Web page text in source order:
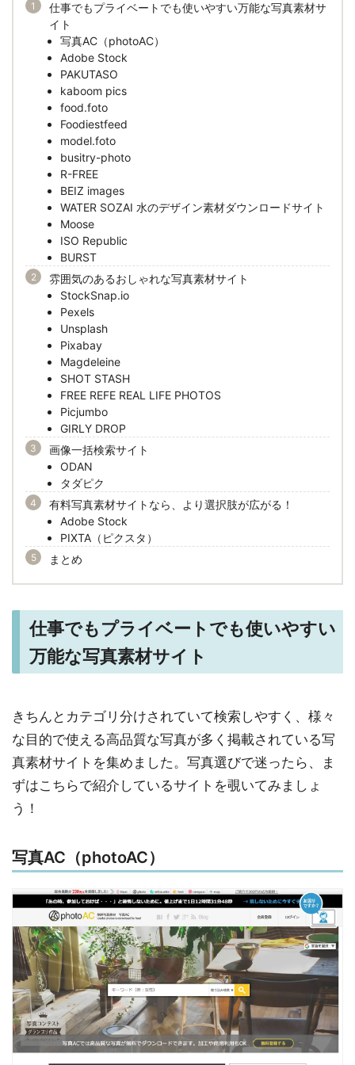
仕事でもプライベートでも使いやすい万能な写真素材サ
イト
写真AC（photoAC）
Adobe Stock
PAKUTASO
kaboom pics
food.foto
Foodiestfeed
model.foto
busitry-photo
R-FREE
BEIZ images
WATER SOZAI 水のデザイン素材ダウンロードサイト
Moose
ISO Republic
BURST
雰囲気のあるおしゃれな写真素材サイト
StockSnap.io
Pexels
Unsplash
Pixabay
Magdeleine
SHOT STASH
FREE REFE REAL LIFE PHOTOS
Picjumbo
GIRLY DROP
画像一括検索サイト
ODAN
タダピク
有料写真素材サイトなら、より選択肢が広がる！
Adobe Stock
PIXTA（ピクスタ）
まとめ
仕事でもプライベートでも使いやすい
万能な写真素材サイト
きちんとカテゴリ分けされていて検索しやすく、様々
な目的で使える高品質な写真が多く掲載されている写
真素材サイトを集めました。写真選びで迷ったら、ま
ずはこちらで紹介しているサイトを覗いてみましょ
う！
写真AC（photoAC）